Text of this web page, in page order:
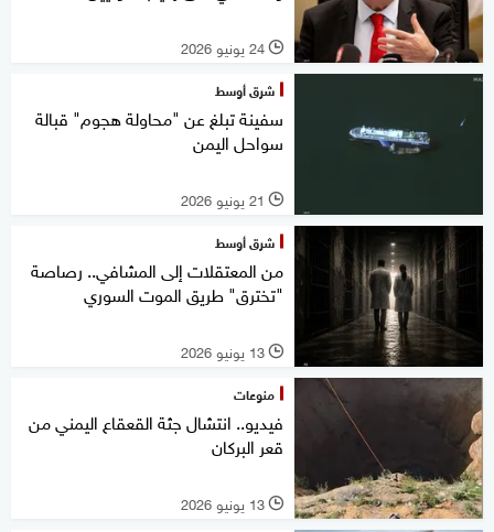
l 24 يونيو 2026
شرق أوسط
سفينة تبلغ عن "محاولة هجوم" قبالة
سواحل اليمن
l 21 يونيو 2026
شرق أوسط
من المعتقلات إلى المشافي.. رصاصة
"تخترق" طريق الموت السوري
l 13 يونيو 2026
منوعات
فيديو.. انتشال جثة القعقاع اليمني من
قعر البركان
l 13 يونيو 2026